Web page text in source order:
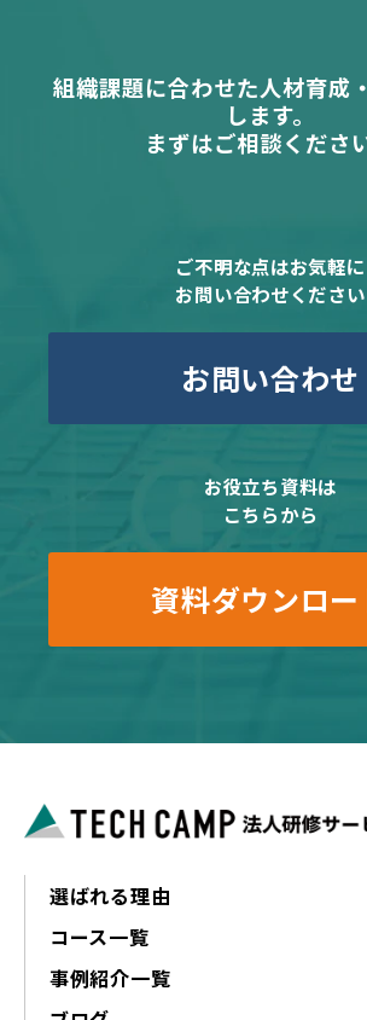
組織課題に合わせた人材育成
します。
まずはご相談くださ
ご不明な点はお気軽に
お問い合わせください
お問い合わせ
お役立ち資料は
こちらから
資料ダウンロー
選ばれる理由
コース一覧
事例紹介一覧